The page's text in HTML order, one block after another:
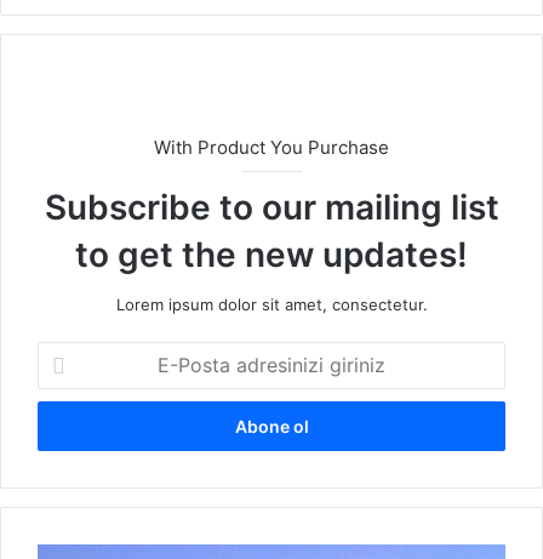
sit
With Product You Purchase
Subscribe to our mailing list
to get the new updates!
Lorem ipsum dolor sit amet, consectetur.
P
s
a